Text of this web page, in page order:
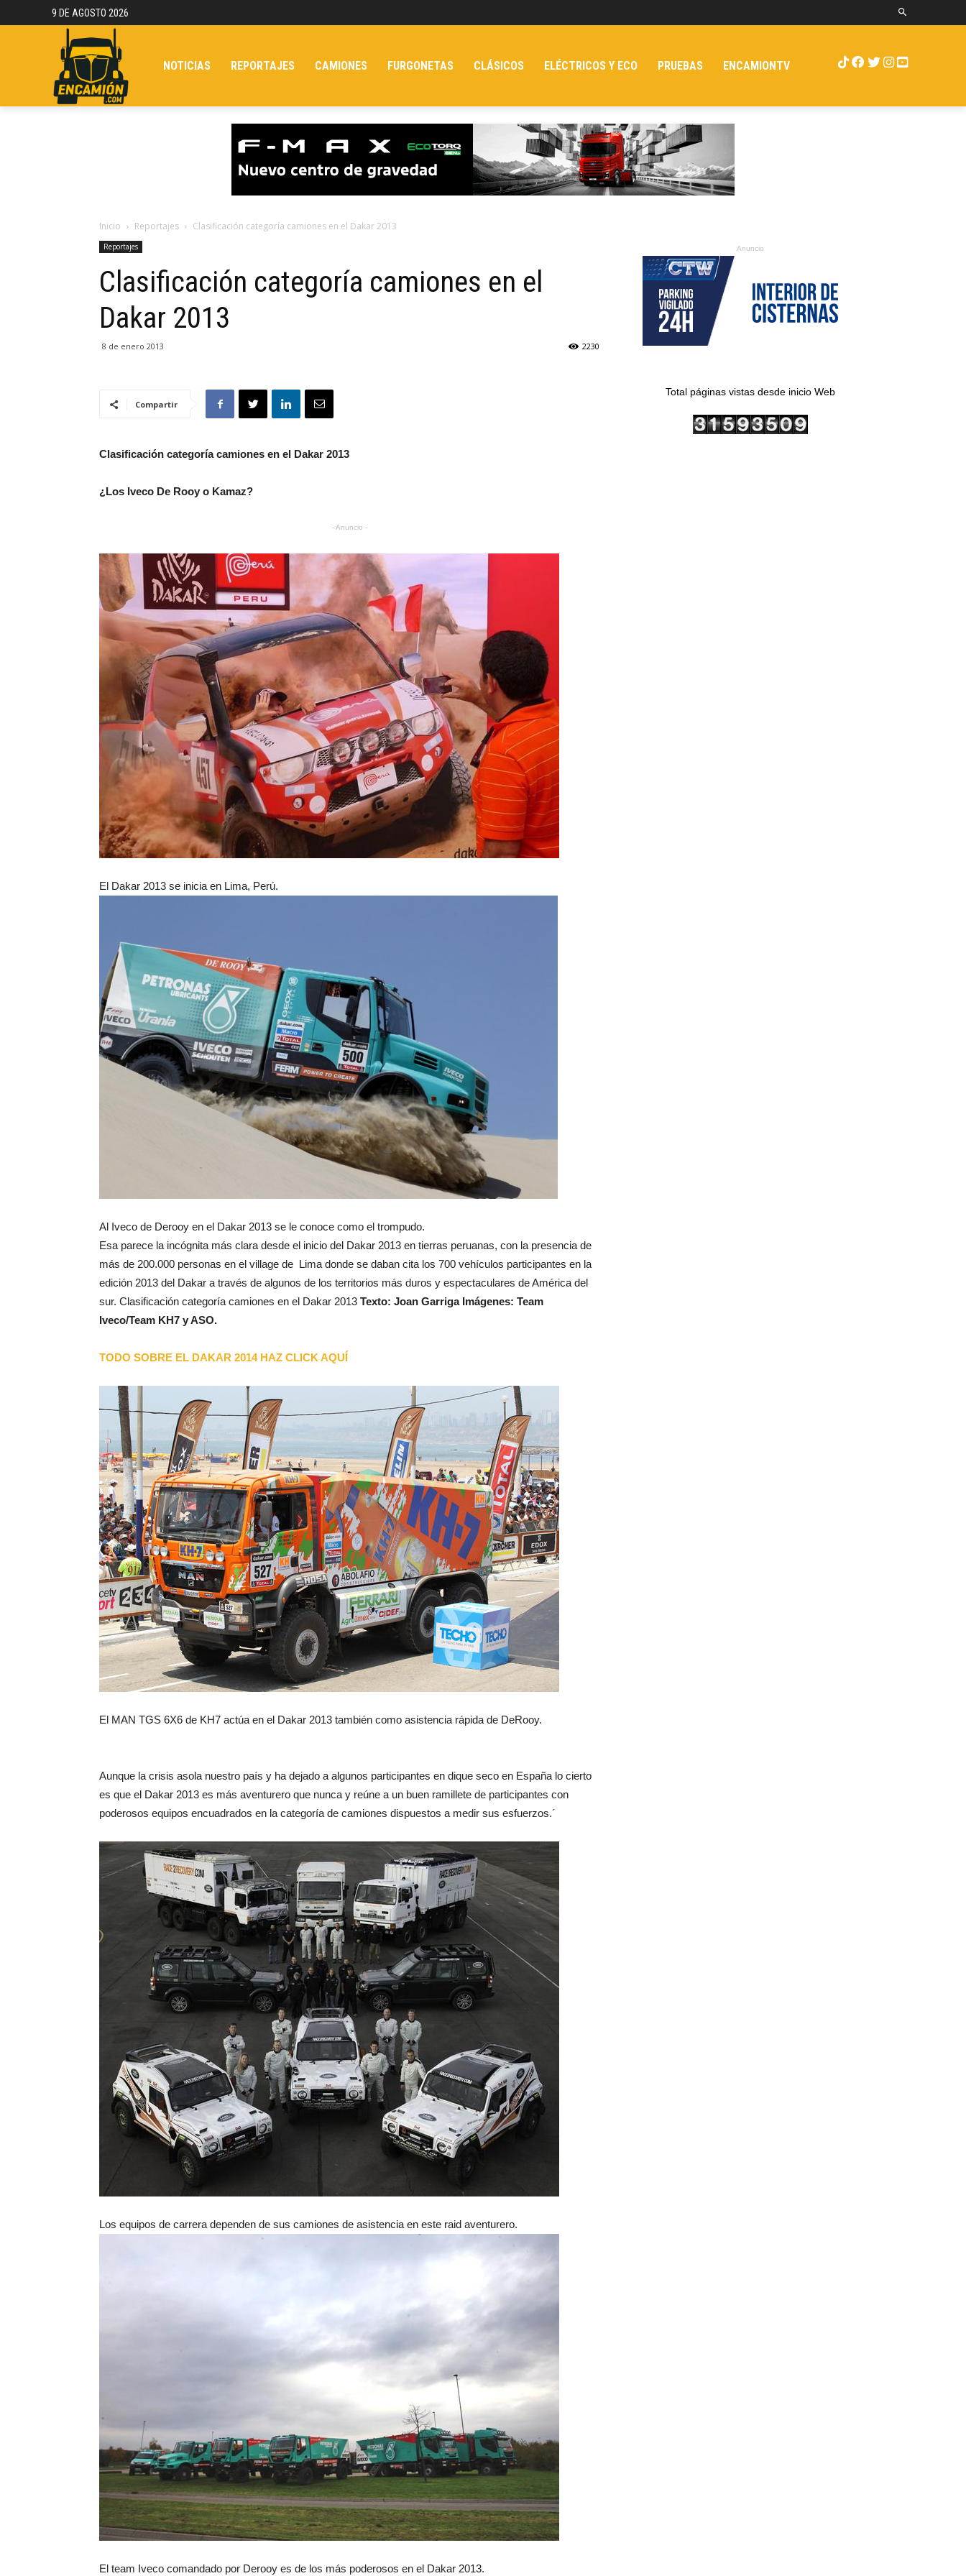
9 DE AGOSTO 2026
NOTICIAS REPORTAJES CAMIONES FURGONETAS CLÁSICOS ELÉCTRICOS Y ECO PRUEBAS ENCAMIONTV
Inicio Reportajes Clasificación categoría camiones en el Dakar 2013
Reportajes
Clasificación categoría camiones en el
Dakar 2013
8 de enero 2013 2230
Compartir
Clasificación categoría camiones en el Dakar 2013
¿Los Iveco De Rooy o Kamaz?
- Anuncio -
El Dakar 2013 se inicia en Lima, Perú.
Al Iveco de Derooy en el Dakar 2013 se le conoce como el trompudo.
Esa parece la incógnita más clara desde el inicio del Dakar 2013 en tierras peruanas, con la presencia de
más de 200.000 personas en el village de Lima donde se daban cita los 700 vehículos participantes en la
edición 2013 del Dakar a través de algunos de los territorios más duros y espectaculares de América del
sur. Clasificación categoría camiones en el Dakar 2013 Texto: Joan Garriga Imágenes: Team
Iveco/Team KH7 y ASO.
TODO SOBRE EL DAKAR 2014 HAZ CLICK AQUÍ
El MAN TGS 6X6 de KH7 actúa en el Dakar 2013 también como asistencia rápida de DeRooy.
Aunque la crisis asola nuestro país y ha dejado a algunos participantes en dique seco en España lo cierto
es que el Dakar 2013 es más aventurero que nunca y reúne a un buen ramillete de participantes con
poderosos equipos encuadrados en la categoría de camiones dispuestos a medir sus esfuerzos.´
Los equipos de carrera dependen de sus camiones de asistencia en este raid aventurero.
El team Iveco comandado por Derooy es de los más poderosos en el Dakar 2013.
Anuncio
Total páginas vistas desde inicio Web